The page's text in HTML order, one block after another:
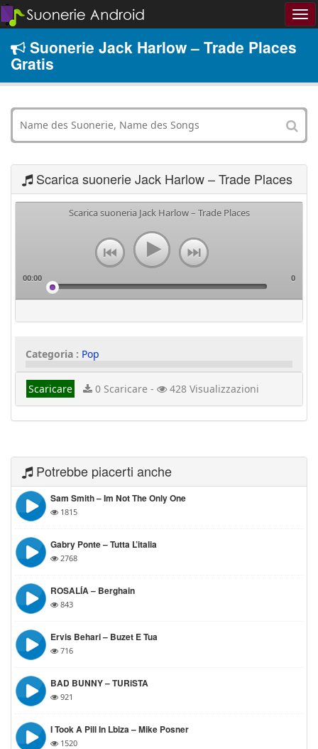
Suonerie Jack Harlow – Trade Places
Gratis
Scarica suonerie Jack Harlow – Trade Places
Scarica suoneria Jack Harlow – Trade Places
00:00 0
Categoria : Pop
Scaricare 0 Scaricare - 428 Visualizzazioni
Potrebbe piacerti anche
Sam Smith – Im Not The Only One
1815
Gabry Ponte – Tutta L’italia
2768
ROSALÍA – Berghain
843
Ervis Behari – Buzet E Tua
716
BAD BUNNY – TURiSTA
921
I Took A Pill In Lbiza – Mike Posner
1520